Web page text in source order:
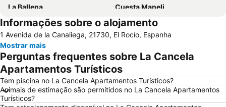
La Ballena
Cuesta Maneli
Playa de la Calzada
Plaza de las Monjas
Torre del Loro
Casa Colón
Parque de Zafra
Catedral de la Merced
Cruz del Mar
Mosteiro de La Rábida
Aqualon Puerto
Bajo de Guía
Santuario de Nuestra Señora de La Cinta
Centro de Interpretación Cocheras del Puerto
Informações sobre o alojamento
1 Avenida de la Canaliega, 21730, El Rocío, Espanha
Mostrar mais
Perguntas frequentes sobre La Cancela
Apartamentos Turísticos
Tem piscina no La Cancela Apartamentos Turísticos?
Animais de estimação são permitidos no La Cancela Apartamentos
Turísticos?